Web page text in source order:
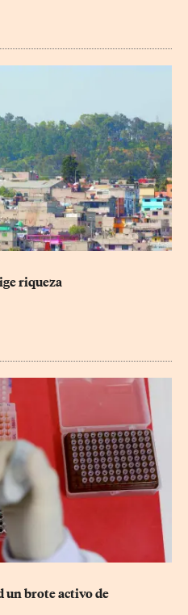
riqueza
un brote activo de